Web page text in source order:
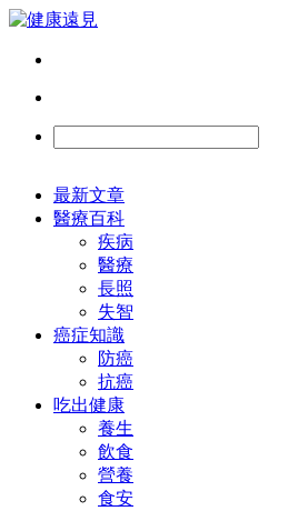
最新文章
醫療百科
疾病
醫療
長照
失智
癌症知識
防癌
抗癌
吃出健康
養生
飲食
營養
食安